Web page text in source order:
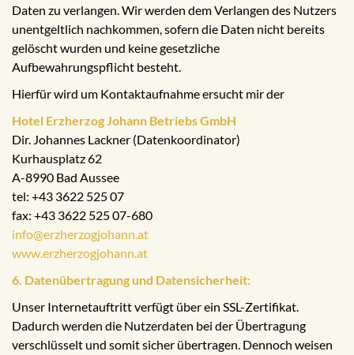
Daten zu verlangen. Wir werden dem Verlangen des Nutzers
unentgeltlich nachkommen, sofern die Daten nicht bereits
gelöscht wurden und keine gesetzliche
Aufbewahrungspflicht besteht.
Hierfür wird um Kontaktaufnahme ersucht mir der
Hotel Erzherzog Johann Betriebs GmbH
Dir. Johannes Lackner (Datenkoordinator)
Kurhausplatz 62
A-8990 Bad Aussee
tel: +43 3622 525 07
fax: +43 3622 525 07-680
info@erzherzogjohann.at
www.erzherzogjohann.at
6. Datenübertragung und Datensicherheit:
Unser Internetauftritt verfügt über ein SSL-Zertifikat.
Dadurch werden die Nutzerdaten bei der Übertragung
verschlüsselt und somit sicher übertragen. Dennoch weisen